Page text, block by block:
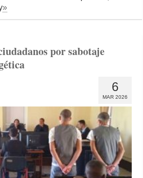
»
por sabotaje
6
MAR 2026